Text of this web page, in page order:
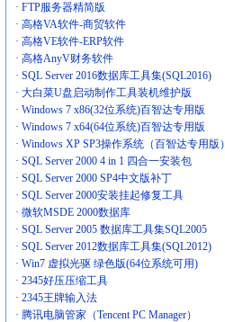
· FTP服务器精简版
· 高格VA软件-商贸软件
· 高格VE软件-ERP软件
· 高格AnyV财务软件
· SQL Server 2016数据库工具集(SQL2016)
· 大白菜U盘启动制作工具装机维护版
· Windows 7 x86(32位系统)百智达专用版
· Windows 7 x64(64位系统)百智达专用版
· Windows XP SP3操作系统（百智达专用版）
· SQL Server 2000 4 in 1 四合一安装包
· SQL Server 2000 SP4中文版补丁
· SQL Server 2000安装挂起修复工具
· 微软MSDE 2000数据库
· SQL Server 2005 数据库工具集SQL2005
· SQL Server 2012数据库工具集(SQL2012)
· Win7 虚拟光驱 绿色版(64位系统可用)
· 2345好压压缩工具
· 2345王牌输入法
· 腾讯电脑管家（Tencent PC Manager）